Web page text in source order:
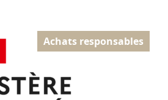
Achats responsables